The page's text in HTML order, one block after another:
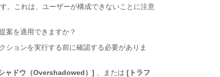
。これは、ユーザーが構成できないことに注意
案を適用できますか？
ションを実行する前に確認する必要がありま
ャドウ（Overshadowed）] 、または [トラフ